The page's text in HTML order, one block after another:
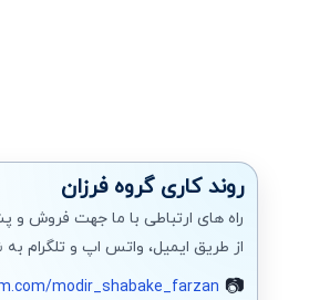
روند کاری گروه فرزان
راه های ارتباطی با ما جهت فروش و
از طریق ایمیل، واتس اپ و تلگرام
modir_shabake_farzan